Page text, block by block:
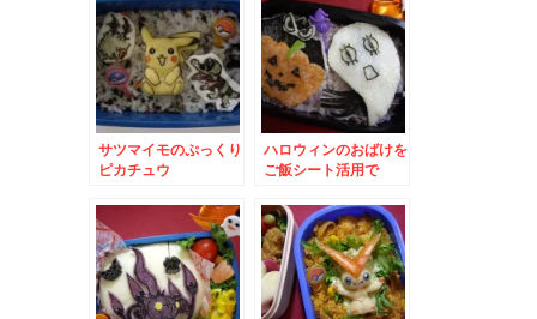
サツマイモのぷっくり
ピカチュウ
ハロウィンのおばけを
ご飯シート活用で